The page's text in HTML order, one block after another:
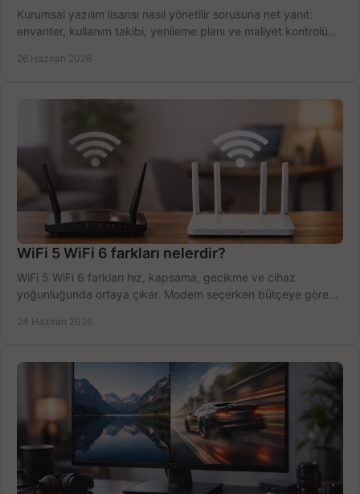
Kurumsal yazılım lisansı nasıl yönetilir sorusuna net yanıt:
envanter, kullanım takibi, yenileme planı ve maliyet kontrolü
26 Haziran 2026
WiFi 5 WiFi 6 farkları nelerdir?
WiFi 5 WiFi 6 farkları hız, kapsama, gecikme ve cihaz
yoğunluğunda ortaya çıkar. Modem seçerken bütçeye göre
24 Haziran 2026